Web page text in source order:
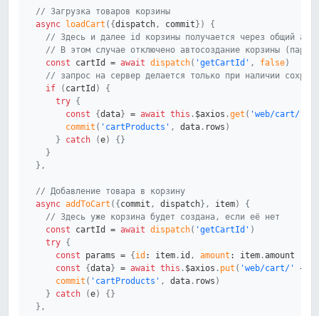
// Загрузка товаров корзины
async loadCart ( {dispatch , commit} )
{
// Здесь и далее id корзины получается через общий
// В этом случае отключено автосоздание корзины
const cartId = await dispatch( 'getCartId' , false)
// запрос на сервер делается только при наличии
if
( cartId )
{
try {
const
{data} = await this . $axios .get ( 'web/cart/'
commit ( 'cartProducts' , data . rows )
}
catch (e) {}
}
} ,
// Добавление товара в корзину
async addToCart ( {commit , dispatch} , item)
{
// Здесь уже корзина будет создана, если её нет
const cartId = await dispatch( 'getCartId' )
try {
const params = {id : item . id , amount : item .amount
const
{data} = await this . $axios . put ( 'web/cart/' +
commit ( 'cartProducts' , data . rows )
}
catch (e) {}
} ,